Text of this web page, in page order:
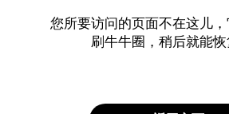
您所要访问的页面不在这儿
刷牛牛圈，稍后就能恢